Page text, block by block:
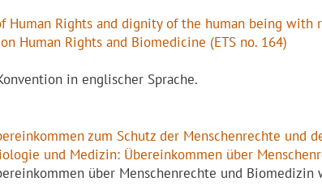
Human Rights and dignity of the human being with
Human Rights and Biomedicine (ETS no. 164)
in englischer Sprache.
zum Schutz der Menschenrechte und
und Medizin: Übereinkommen über
über Menschenrechte und Biomedizin